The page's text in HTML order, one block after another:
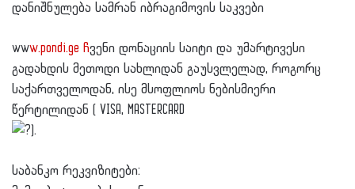
დანიშნულება სამრან იბრაგიმოვის საკვები
www.pondi.ge ჩვენი დონაციის საიტი და უმარტივესი
გადახდის მეთოდი სახლიდან გაუსვლელად, როგორც
საქართველოდან, ისე მსოფლიოს ნებისმიერი
წერტილიდან ( VISA, MASTERCARD
).
საბანკო რეკვიზიტები: